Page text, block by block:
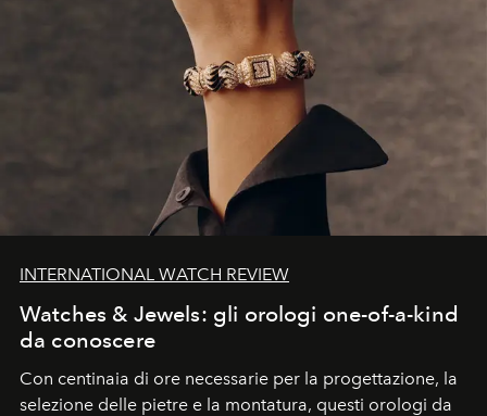
INTERNATIONAL WATCH REVIEW
Watches & Jewels: gli orologi one-of-a-kind
da conoscere
Con centinaia di ore necessarie per la progettazione, la
selezione delle pietre e la montatura, questi orologi da